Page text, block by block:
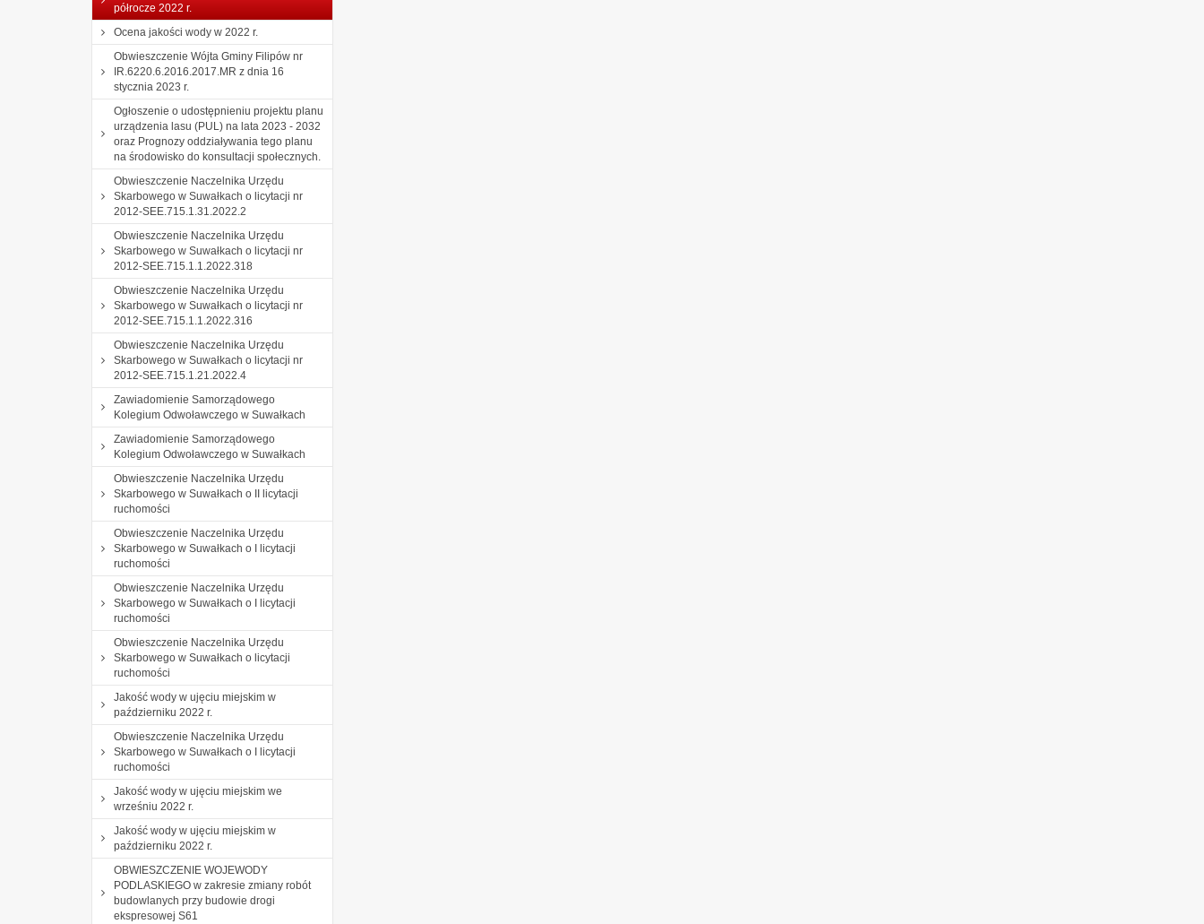
półrocze 2022 r.
Ocena jakości wody w 2022 r.
Obwieszczenie Wójta Gminy Filipów nr
IR.6220.6.2016.2017.MR z dnia 16
stycznia 2023 r.
Ogłoszenie o udostępnieniu projektu planu
urządzenia lasu (PUL) na lata 2023 - 2032
oraz Prognozy oddziaływania tego planu
na środowisko do konsultacji społecznych.
Obwieszczenie Naczelnika Urzędu
Skarbowego w Suwałkach o licytacji nr
2012-SEE.715.1.31.2022.2
Obwieszczenie Naczelnika Urzędu
Skarbowego w Suwałkach o licytacji nr
2012-SEE.715.1.1.2022.318
Obwieszczenie Naczelnika Urzędu
Skarbowego w Suwałkach o licytacji nr
2012-SEE.715.1.1.2022.316
Obwieszczenie Naczelnika Urzędu
Skarbowego w Suwałkach o licytacji nr
2012-SEE.715.1.21.2022.4
Zawiadomienie Samorządowego
Kolegium Odwoławczego w Suwałkach
Zawiadomienie Samorządowego
Kolegium Odwoławczego w Suwałkach
Obwieszczenie Naczelnika Urzędu
Skarbowego w Suwałkach o II licytacji
ruchomości
Obwieszczenie Naczelnika Urzędu
Skarbowego w Suwałkach o I licytacji
ruchomości
Obwieszczenie Naczelnika Urzędu
Skarbowego w Suwałkach o I licytacji
ruchomości
Obwieszczenie Naczelnika Urzędu
Skarbowego w Suwałkach o licytacji
ruchomości
Jakość wody w ujęciu miejskim w
październiku 2022 r.
Obwieszczenie Naczelnika Urzędu
Skarbowego w Suwałkach o I licytacji
ruchomości
Jakość wody w ujęciu miejskim we
wrześniu 2022 r.
Jakość wody w ujęciu miejskim w
październiku 2022 r.
OBWIESZCZENIE WOJEWODY
PODLASKIEGO w zakresie zmiany robót
budowlanych przy budowie drogi
ekspresowej S61